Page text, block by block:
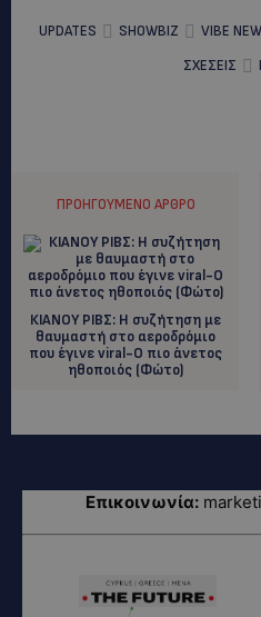
UPDATES SHOWBIZ VIBE
ΣΧΕΣΕΙΣ
ΠΡΟΗΓΟΎΜΕΝΟ ΆΡΘΡΟ
ΚIAΝΟΥ ΡΙΒΣ: Η συζήτηση με
θαυμαστή στο αεροδρόμιο
που έγινε viral-Ο πιο άνετος
ηθοποιός (Φώτο)
Επικοινωνία: